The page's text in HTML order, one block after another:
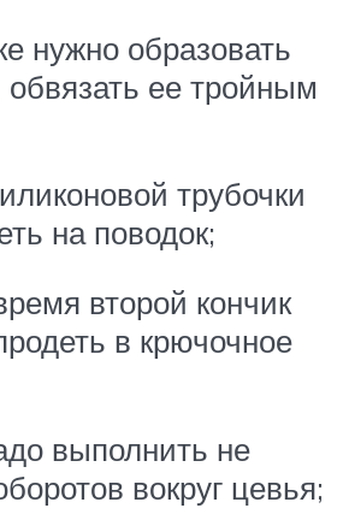
нужно образовать
обвязать ее тройным
трубочки
на поводок;
второй кончик
в крючочное
выполнить не
вокруг цевья;